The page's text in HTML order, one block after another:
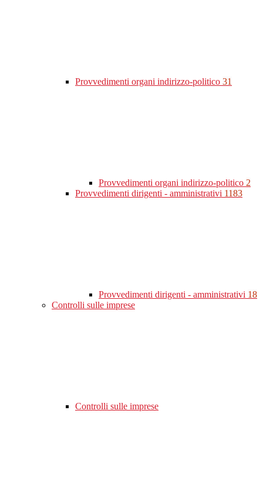
Provvedimenti organi indirizzo-politico 31
Provvedimenti organi indirizzo-politico 2
Provvedimenti dirigenti - amministrativi 1183
Provvedimenti dirigenti - amministrativi 18
Controlli sulle imprese
Controlli sulle imprese